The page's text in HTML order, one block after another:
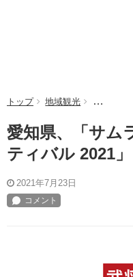
トップ 地域観光 愛知県、
愛知県、「サム
ティバル 2021
2021年7月23日